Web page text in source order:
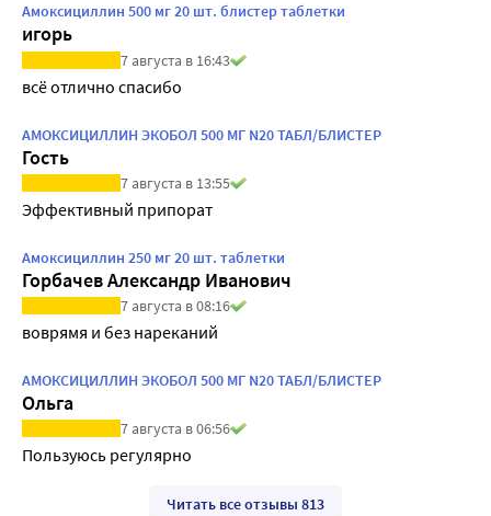
Амоксициллин 500 мг 20 шт. блистер таблетки
игорь
7 августа в 16:43
всё отлично спасибо
АМОКСИЦИЛЛИН ЭКОБОЛ 500 МГ N20 ТАБЛ/БЛИСТЕР
Гость
7 августа в 13:55
Эффективный припорат
Амоксициллин 250 мг 20 шт. таблетки
Горбачев Александр Иванович
7 августа в 08:16
воврямя и без нареканий
АМОКСИЦИЛЛИН ЭКОБОЛ 500 МГ N20 ТАБЛ/БЛИСТЕР
Ольга
7 августа в 06:56
Пользуюсь регулярно
Читать все отзывы 813